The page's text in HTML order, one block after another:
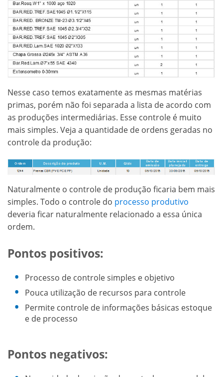
Nesse caso temos exatamente as mesmas matérias
primas, porém não foi separada a lista de acordo com
as produções intermediárias. Esse controle é muito
mais simples. Veja a quantidade de ordens geradas no
controle da produção:
Naturalmente o controle de produção ficaria bem mais
simples. Todo o controle do processo produtivo
deveria ficar naturalmente relacionado a essa única
ordem.
Pontos positivos:
Processo de controle simples e objetivo
Pouca utilização de recursos para controle
Permite controle de informações básicas estoque
e de processo
Pontos negativos: